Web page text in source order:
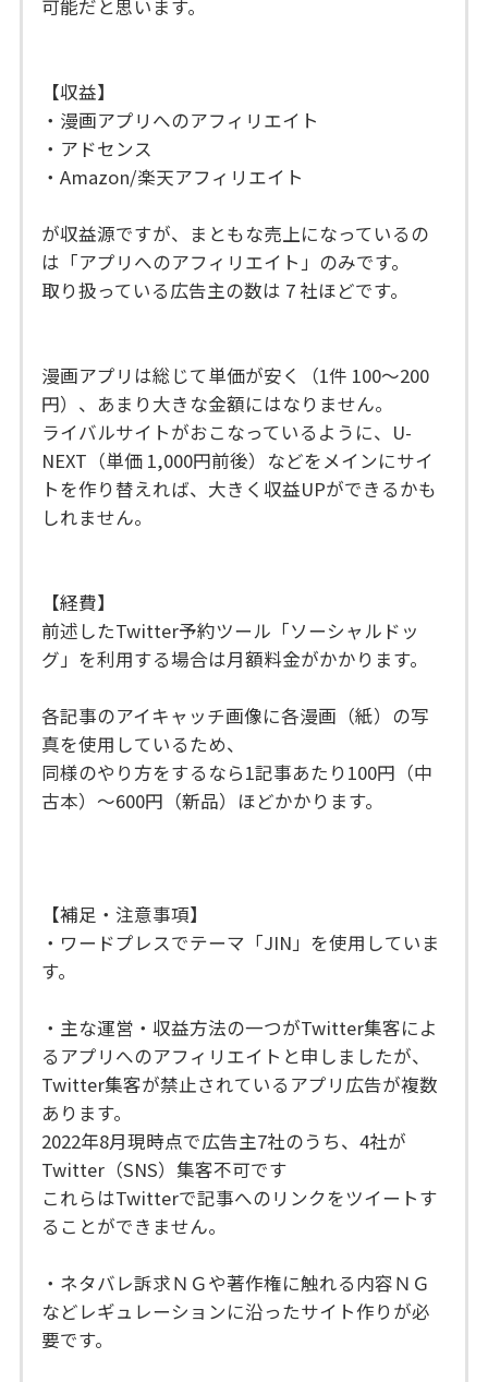
可能だと思います。
【収益】
・漫画アプリへのアフィリエイト
・アドセンス
・Amazon/楽天アフィリエイト
が収益源ですが、まともな売上になっているの
は「アプリへのアフィリエイト」のみです。
取り扱っている広告主の数は 7 社ほどです。
漫画アプリは総じて単価が安く（1件 100～200
円）、あまり大きな金額にはなりません。
ライバルサイトがおこなっているように、U-
NEXT（単価 1,000円前後）などをメインにサイ
トを作り替えれば、大きく収益UPができるかも
しれません。
【経費】
前述したTwitter予約ツール「ソーシャルドッ
グ」を利用する場合は月額料金がかかります。
各記事のアイキャッチ画像に各漫画（紙）の写
真を使用しているため、
同様のやり方をするなら1記事あたり100円（中
古本）～600円（新品）ほどかかります。
【補足・注意事項】
・ワードプレスでテーマ「JIN」を使用していま
す。
・主な運営・収益方法の一つがTwitter集客によ
るアプリへのアフィリエイトと申しましたが、
Twitter集客が禁止されているアプリ広告が複数
あります。
2022年8月現時点で広告主7社のうち、4社が
Twitter（SNS）集客不可です
これらはTwitterで記事へのリンクをツイートす
ることができません。
・ネタバレ訴求ＮＧや著作権に触れる内容ＮＧ
などレギュレーションに沿ったサイト作りが必
要です。